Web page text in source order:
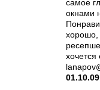
самое
окнами
хорошо,
01.10.09